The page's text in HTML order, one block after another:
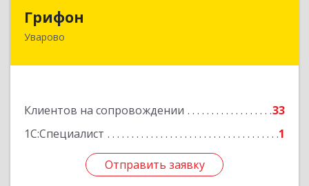
Грифон
Уварово
Клиентов на сопровождении
33
1С:Специалист
1
Отправить заявку
393461, Тамбовская обл, Уварово г, Южная ул,
Отправить заявку